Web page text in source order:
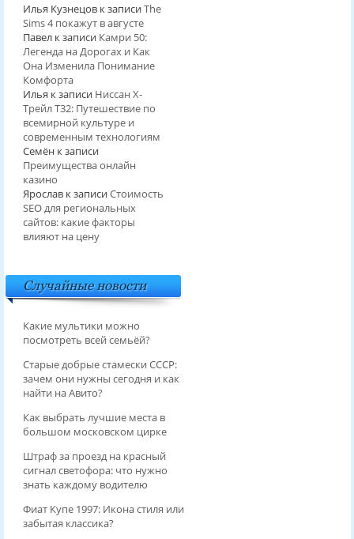
Илья Кузнецовк записиThe
Sims 4 покажут в августе
Павелк записи Камри 50:
Легенда на Дорогах и Как
Она Изменила Понимание
Комфорта
Илья к записи Ниссан Х-
Трейл T32: Путешествие по
всемирной культуре и
современным технологиям
Семёнк записи
Преимущества онлайн
казино
Ярославк записиСтоимость
SEO для региональных
сайтов: какие факторы
влияют на цену
Случайные новости
Какие мультики можно
посмотреть всей семьёй?
Старые добрые стамески СССР:
зачем они нужны сегодня и как
найти на Авито?
Как выбрать лучшие места в
большом московском цирке
Штраф за проезд на красный
сигнал светофора: что нужно
знать каждому водителю
Фиат Купе 1997: Икона стиля или
забытая классика?